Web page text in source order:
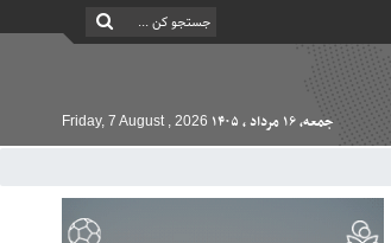
جمعه, ۱۶ مرداد , ۱۴۰۵ Friday, 7 August , 2026